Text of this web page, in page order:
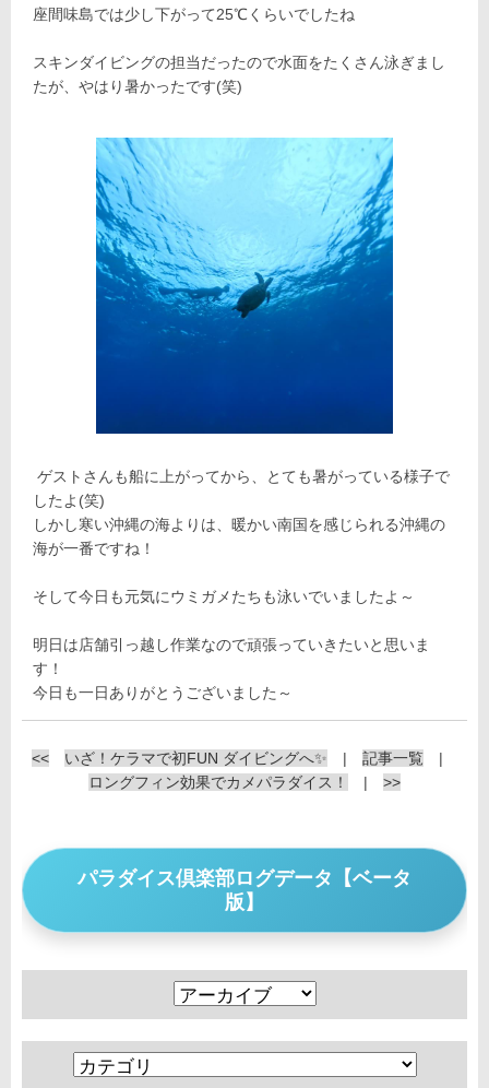
座間味島では少し下がって25℃くらいでしたね
スキンダイビングの担当だったので水面をたくさん泳ぎまし
たが、やはり暑かったです(笑)
ゲストさんも船に上がってから、とても暑がっている様子で
したよ(笑)
しかし寒い沖縄の海よりは、暖かい南国を感じられる沖縄の
海が一番ですね！
そして今日も元気にウミガメたちも泳いでいましたよ～
明日は店舗引っ越し作業なので頑張っていきたいと思いま
す！
今日も一日ありがとうございました～
<< いざ！ケラマで初FUN ダイビングへ✨ | 記事一覧|
ロングフィン効果でカメパラダイス！
| >>
パラダイス倶楽部ログデータ【ベータ
版】